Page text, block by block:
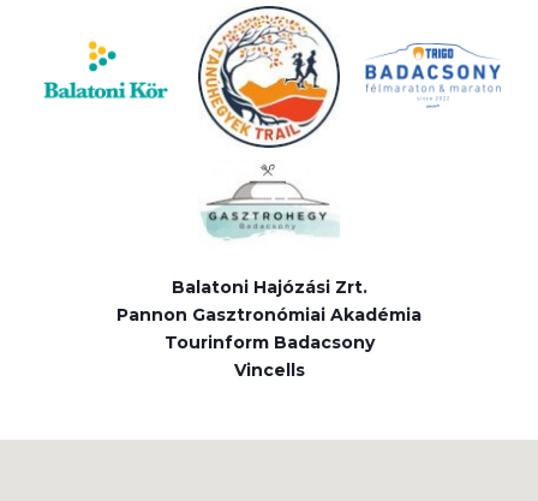
Balatoni Hajózási Zrt.
Pannon Gasztronómiai Akadémia
Tourinform Badacsony
Vincells